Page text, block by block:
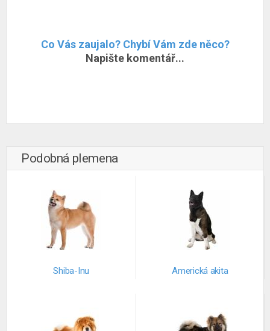
Co Vás zaujalo? Chybí Vám zde něco?
Napište komentář...
Podobná plemena
Shiba-Inu Americká akita